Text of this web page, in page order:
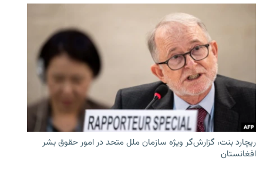
ریچارد بنت، گزارش‌گر ویژه سازمان ملل متحد در امور حقوق بشر
افغانستان